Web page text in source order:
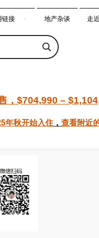
链接 地产杂谈 走
，$704,990 –
年秋开始入住 ， 查看附近